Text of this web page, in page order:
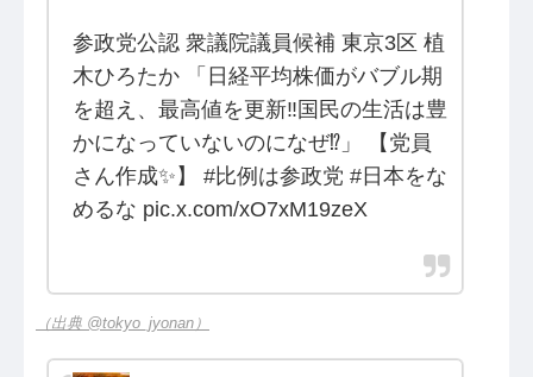
参政党公認 衆議院議員候補 東京3区 植
木ひろたか 「日経平均株価がバブル期
を超え、最高値を更新‼️国民の生活は豊
かになっていないのになぜ⁉️」 【党員
さん作成✨】 #比例は参政党 #日本をな
めるな pic.x.com/xO7xM19zeX
（出典 @tokyo_jyonan）